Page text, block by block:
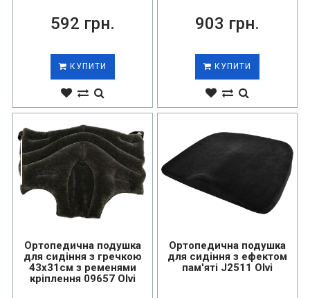
592 грн.
КУПИТИ
903 грн.
КУПИТИ
Ортопедична подушка
для сидіння з гречкою
43х31см з ременями
кріплення 09657 Olvi
Ортопедична подушка
для сидіння з ефектом
пам'яті J2511 Olvi